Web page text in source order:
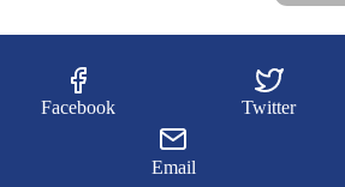
Facebook Twitter
Email